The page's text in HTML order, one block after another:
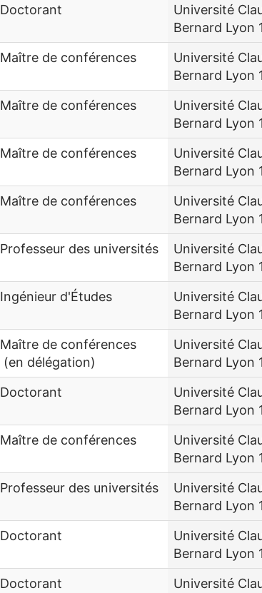
Doctorant
Université
Bernard Lyon 1
Maître de conférences
Université
Bernard Lyon 1
Maître de conférences
Université
Bernard Lyon 1
Maître de conférences
Université
Bernard Lyon 1
Maître de conférences
Université
Bernard Lyon 1
Professeur des universités
Université
Bernard Lyon 1
Ingénieur d'Études
Université
Bernard Lyon 1
Maître de conférences
(en délégation)
Université
Bernard Lyon 1
Doctorant
Université
Bernard Lyon 1
Maître de conférences
Université
Bernard Lyon 1
Professeur des universités
Université
Bernard Lyon 1
Doctorant
Université
Bernard Lyon 1
Doctorant
Université